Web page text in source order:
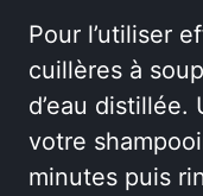
Pour l’utiliser
cuillères à
d’eau
votre
minutes puis